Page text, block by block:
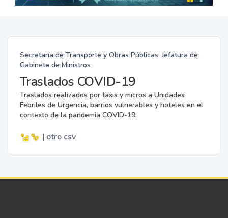
Secretaría de Transporte y Obras Públicas. Jefatura de
Gabinete de Ministros
Traslados COVID-19
Traslados realizados por taxis y micros a Unidades
Febriles de Urgencia, barrios vulnerables y hoteles en el
contexto de la pandemia COVID-19.
| otro csv